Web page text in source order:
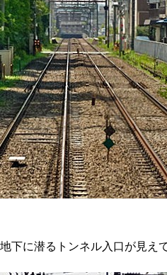
下に潜るトンネル入口が見え